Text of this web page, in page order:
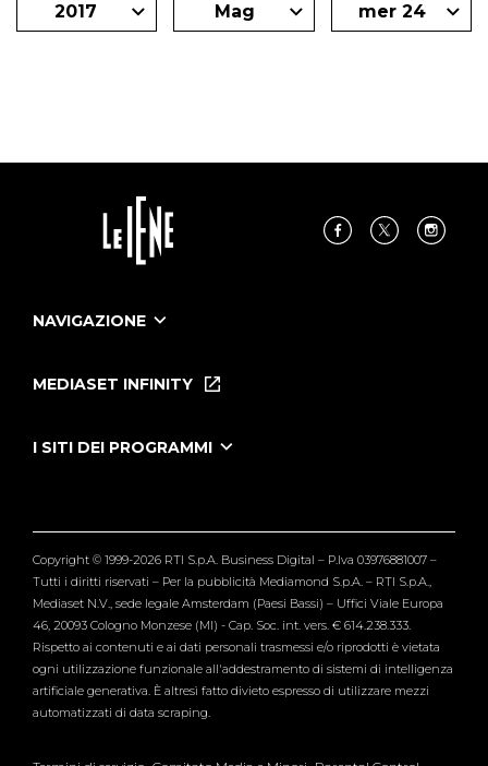
2017 Mag mer 24
NAVIGAZIONE
Le Iene Presentano Inside
Tutti i servizi
MEDIASET INFINITY
I SITI DEI PROGRAMMI
Verissimo
Copyright © 1999-2026 RTI S.p.A. Business Digital – P.Iva 03976881007 –
Tutti i diritti riservati – Per la pubblicità Mediamond S.p.A. – RTI S.p.A.,
Mediaset N.V., sede legale Amsterdam (Paesi Bassi) – Uffici Viale Europa
46, 20093 Cologno Monzese (MI) - Cap. Soc. int. vers. € 614.238.333.
Rispetto ai contenuti e ai dati personali trasmessi e/o riprodotti è vietata
ogni utilizzazione funzionale all'addestramento di sistemi di intelligenza
artificiale generativa. È altresì fatto divieto espresso di utilizzare mezzi
automatizzati di data scraping.